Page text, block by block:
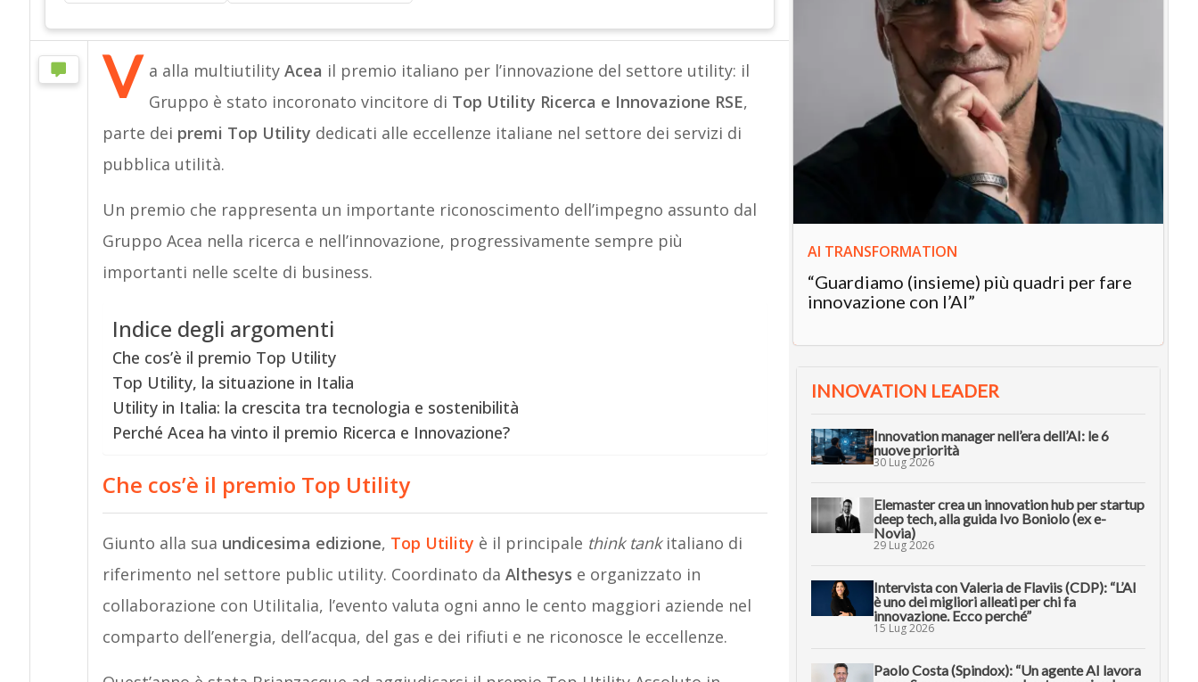
V a alla multiutility Acea il premio italiano per l’innovazione del settore utility: il
Gruppo è stato incoronato vincitore di Top Utility Ricerca e Innovazione RSE,
parte dei premi Top Utility dedicati alle eccellenze italiane nel settore dei servizi di
pubblica utilità.
Un premio che rappresenta un importante riconoscimento dell’impegno assunto dal
Gruppo Acea nella ricerca e nell’innovazione, progressivamente sempre più
importanti nelle scelte di business.
Indice degli argomenti
Che cos’è il premio Top Utility
Top Utility, la situazione in Italia
Utility in Italia: la crescita tra tecnologia e sostenibilità
Perché Acea ha vinto il premio Ricerca e Innovazione?
Che cos’è il premio Top Utility
Giunto alla sua undicesima edizione, Top Utility è il principale think tank italiano di
riferimento nel settore public utility. Coordinato da Althesys e organizzato in
collaborazione con Utilitalia, l’evento valuta ogni anno le cento maggiori aziende nel
comparto dell’energia, dell’acqua, del gas e dei rifiuti e ne riconosce le eccellenze.
AI TRANSFORMATION
“Guardiamo (insieme) più quadri per fare
innovazione con l’AI”
INNOVATION LEADER
Innovation manager nell’era dell’AI: le 6
nuove priorità
30 Lug 2026
Elemaster crea un innovation hub per startup
deep tech, alla guida Ivo Boniolo (ex e-
Novia)
29 Lug 2026
Intervista con Valeria de Flaviis (CDP): “L’AI
è uno dei migliori alleati per chi fa
innovazione. Ecco perché”
15 Lug 2026
Paolo Costa (Spindox): “Un agente AI lavora